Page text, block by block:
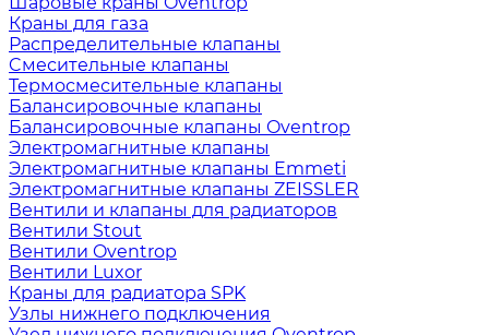
Краны для газа
Распределительные клапаны
Cмесительные клапаны
Термосмесительные клапаны
Балансировочные клапаны
Балансировочные клапаны Oventrop
Электромагнитные клапаны
Электромагнитные клапаны Emmeti
Электромагнитные клапаны ZEISSLER
Вентили и клапаны для радиаторов
Вентили Stout
Вентили Oventrop
Вентили Luxor
Краны для радиатора SPK
Узлы нижнего подключения